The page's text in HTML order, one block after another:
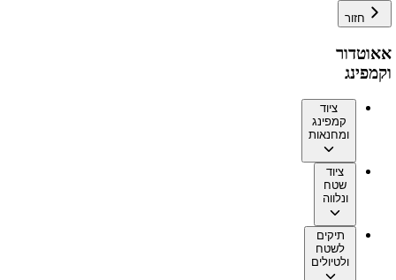
חזור
אאוטדור
וקמפינג
ציוד
קמפינג
ומחנאות
ציוד
שטח
ונלווה
תיקים
לשטח
ולטיולים